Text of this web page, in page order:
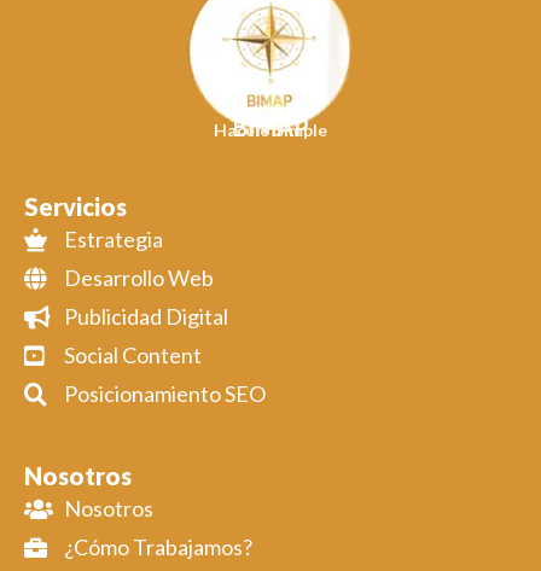
BIMAP
Hacelo Simple
Servicios
Estrategia
Desarrollo Web
Publicidad Digital
Social Content
Posicionamiento SEO
Nosotros
Nosotros
¿Cómo Trabajamos?